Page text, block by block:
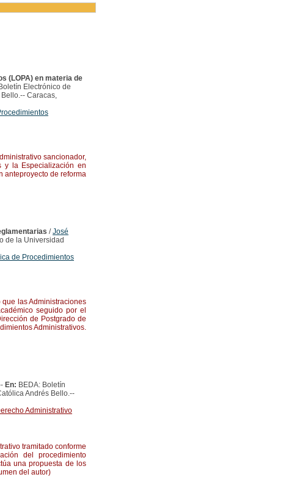
(LOPA) en materia de
Electrónico de
Caracas,
sancionador,
y la Especialización en
anteproyecto de reforma
/José
de la Universidad
de Procedimientos
las Administraciones
seguido por el
de Postgrado de
Administrativos.
En: BEDA: Boletín
Andrés Bello.--
Administrativo
tramitado conforme
del procedimiento
una propuesta de los
del autor)